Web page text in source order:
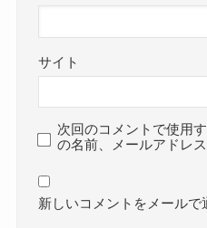
サイト
次回のコメントで使用
の名前、メールアドレ
新しいコメントをメールで